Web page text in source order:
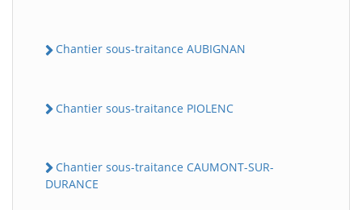
Chantier sous-traitance AUBIGNAN
Chantier sous-traitance PIOLENC
Chantier sous-traitance CAUMONT-SUR-
DURANCE